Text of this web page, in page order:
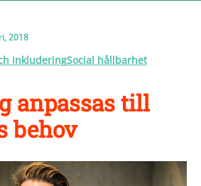
2018
InkluderingSocial hållbarhet
anpassas till
behov